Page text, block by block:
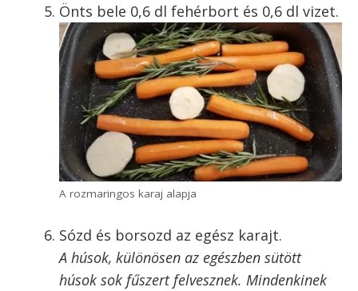
Önts bele 0,6 dl fehérbort és 0,6 dl vizet.
A rozmaringos karaj alapja
Sózd és borsozd az egész karajt.
A húsok, különösen az egészben sütött
húsok sok fűszert felvesznek. Mindenkinek